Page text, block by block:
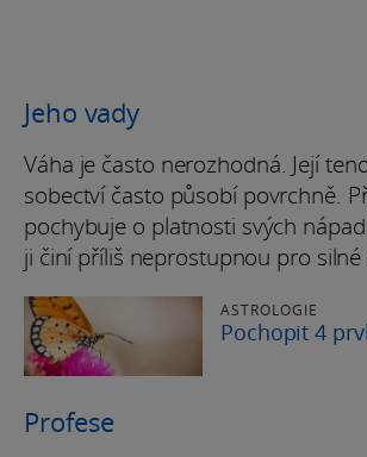
Jeho vady
Váha je často nerozhodná. Její
sobectví často působí povrchně.
pochybuje o platnosti svých
ji činí příliš neprostupnou pro
ASTROLOGIE
Pochopit 4
Profese